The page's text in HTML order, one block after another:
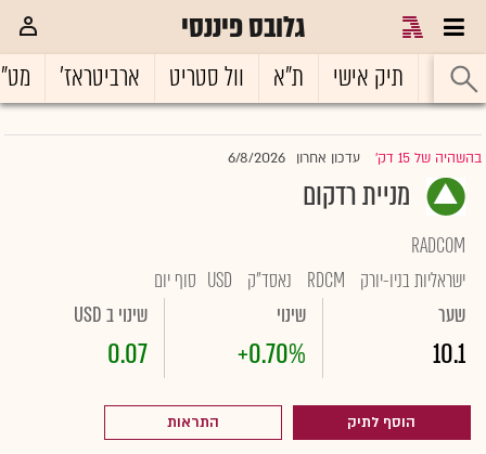
גלובס פיננסי
ראשי תיק אישי ת"א וול סטריט ארביטראז'
בהשהיה של 15 דק' |עדכון אחרון 6/8/2026
מניית רדקום
RADCOM
ישראליות בניו-יורק
RDCM נאסד"ק USD סוף יום
שער
10.1
שינוי
+0.70%
שינוי ב USD
0.07
הוסף לתיק התראות